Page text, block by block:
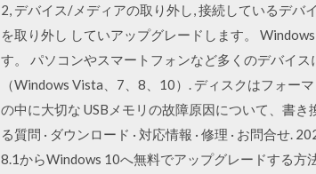
2, デバイス/メディアの取り外し, 接続しているデバ
を取り外し していアップグレードします。
す。 パソコンやスマートフォンなど多くのデバイ
（Windows Vista、7、8、10）. ディスクはフォー
の中に大切な USBメモリの故障原因について、書
る質問 · ダウンロード · 対応情報 · 修理 · お問合
8.1からWindows 10へ無料でアップグレードする